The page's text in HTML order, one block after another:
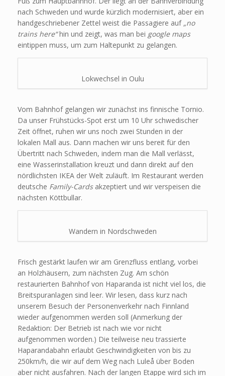
nach Schweden und wurde kürzlich modernisiert, aber ein
handgeschriebener Zettel weist die Passagiere auf „no
trains here“hin und zeigt, was man bei google maps
eintippen muss, um zum Haltepunkt zu gelangen.
Lokwechsel in Oulu
Vom Bahnhof gelangen wir zunächst ins finnische Tornio.
Da unser Frühstücks-Spot erst um 10 Uhr schwedischer
Zeit öffnet, ruhen wir uns noch zwei Stunden in der
lokalen Mall aus. Dann machen wir uns bereit für den
Übertritt nach Schweden, indem man die Mall verlässt,
eine Wasserinstallation kreuzt und dann direkt auf den
nördlichsten IKEA der Welt zuläuft. Im Restaurant werden
deutsche Family-Cardsakzeptiert und wir verspeisen die
nächsten Köttbullar.
Wandern in Nordschweden
Frisch gestärkt laufen wir am Grenzfluss entlang, vorbei
an Holzhäusern, zum nächsten Zug. Am schön
restaurierten Bahnhof von Haparanda ist nicht viel los, die
Breitspuranlagen sind leer. Wir lesen, dass kurz nach
unserem Besuch der Personenverkehr nach Finnland
wieder aufgenommen werden soll (Anmerkung der
Redaktion: Der Betrieb ist nach wie vor nicht
aufgenommen worden.) Die teilweise neu trassierte
Haparandabahn erlaubt Geschwindigkeiten von bis zu
250km/h, die wir auf dem Weg nach Luleå über Boden
aber nicht ausfahren. Nach der langen Etappe wird sich im